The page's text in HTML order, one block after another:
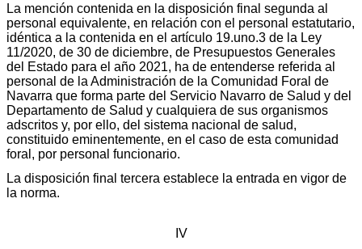
La mención contenida en la disposición final segunda al
personal equivalente, en relación con el personal estatutario,
idéntica a la contenida en el artículo 19.uno.3 de la Ley
11/2020, de 30 de diciembre, de Presupuestos Generales
del Estado para el año 2021, ha de entenderse referida al
personal de la Administración de la Comunidad Foral de
Navarra que forma parte del Servicio Navarro de Salud y del
Departamento de Salud y cualquiera de sus organismos
adscritos y, por ello, del sistema nacional de salud,
constituido eminentemente, en el caso de esta comunidad
foral, por personal funcionario.
La disposición final tercera establece la entrada en vigor de
la norma.
IV